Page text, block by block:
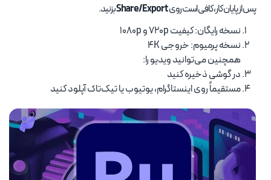
پس از پایان کار، کافی است رویShare/Exportبزنید.
نسخه رایگان: کیفیت 720p و 1080p
نسخه پرمیوم: خروجی 4K
همچنین می‌توانید ویدیو را:
در گوشی ذخیره کنید
مستقیماً روی اینستاگرام، یوتیوب یا تیک‌تاک آپلود کنید